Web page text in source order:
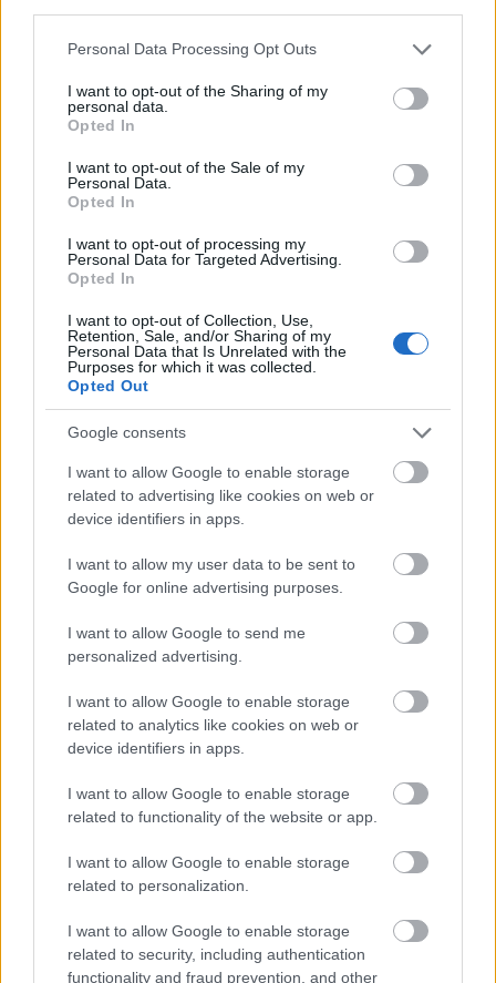
Please note that this website/app uses one or more Google
not limited to your visit or usage behaviour. You may click to
grant or deny consent to Google and its third-party tags to
use your data for below specified purposes in below Google
consent section.
Personal Data Processing Opt Outs
I want to opt-out of the Sharing of my
personal data.
Opted In
I want to opt-out of the Sale of my
Personal Data.
Opted In
I want to opt-out of processing my
Personal Data for Targeted Advertising.
Opted In
I want to opt-out of Collection, Use,
Retention, Sale, and/or Sharing of my
Personal Data that Is Unrelated with the
Purposes for which it was collected.
Opted Out
Google consents
I want to allow Google to enable storage
related to advertising like cookies on web or
device identifiers in apps.
I want to allow my user data to be sent to
Google for online advertising purposes.
I want to allow Google to send me
personalized advertising.
I want to allow Google to enable storage
related to analytics like cookies on web or
device identifiers in apps.
I want to allow Google to enable storage
related to functionality of the website or app.
I want to allow Google to enable storage
related to personalization.
I want to allow Google to enable storage
related to security, including authentication
functionality and fraud prevention, and other
+18